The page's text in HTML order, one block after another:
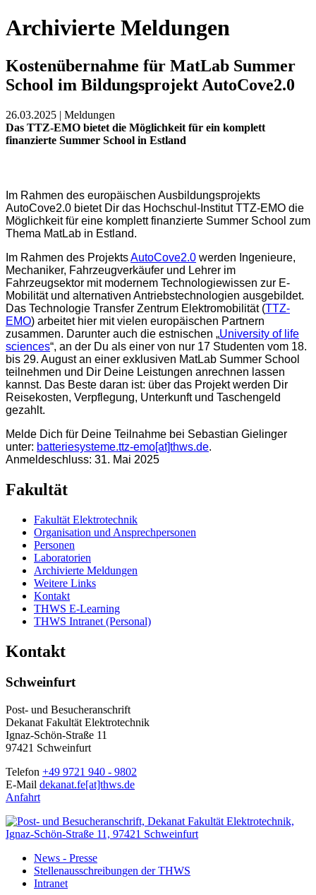
Archivierte Meldungen
Kostenübernahme für MatLab Summer
School im Bildungsprojekt AutoCove2.0
26.03.2025 | Meldungen
Das TTZ-EMO bietet die Möglichkeit für ein komplett
finanzierte Summer School in Estland
Im Rahmen des europäischen Ausbildungsprojekts
AutoCove2.0 bietet Dir das Hochschul-Institut TTZ-EMO die
Möglichkeit für eine komplett finanzierte Summer School zum
Thema MatLab in Estland.
Im Rahmen des ProjektsAutoCove2.0 werden Ingenieure,
Mechaniker, Fahrzeugverkäufer und Lehrer im
Fahrzeugsektor mit modernem Technologiewissen zur E-
Mobilität und alternativen Antriebstechnologien ausgebildet.
Das Technologie Transfer Zentrum Elektromobilität (TTZ-
EMO) arbeitet hier mit vielen europäischen Partnern
zusammen. Darunter auch die estnischen „University of life
sciences“, an der Du als einer von nur 17 Studenten vom 18.
bis 29. August an einer exklusiven MatLab Summer School
teilnehmen und Dir Deine Leistungen anrechnen lassen
kannst. Das Beste daran ist: über das Projekt werden Dir
Reisekosten, Verpflegung, Unterkunft und Taschengeld
gezahlt.
Melde Dich für Deine Teilnahme bei Sebastian Gielinger
unter: batteriesysteme.ttz-emo[at]thws.de.
Anmeldeschluss: 31. Mai 2025
Fakultät
Fakultät Elektrotechnik
Organisation und Ansprechpersonen
Personen
Laboratorien
Archivierte Meldungen
Weitere Links
Kontakt
THWS E-Learning
THWS Intranet (Personal)
Kontakt
Schweinfurt
Post- und Besucheranschrift
Dekanat Fakultät Elektrotechnik
Ignaz-Schön-Straße 11
97421 Schweinfurt
Telefon +49 9721 940 - 9802
E-Mail dekanat.fe[at]thws.de
Anfahrt
News - Presse
Stellenausschreibungen der THWS
Intranet